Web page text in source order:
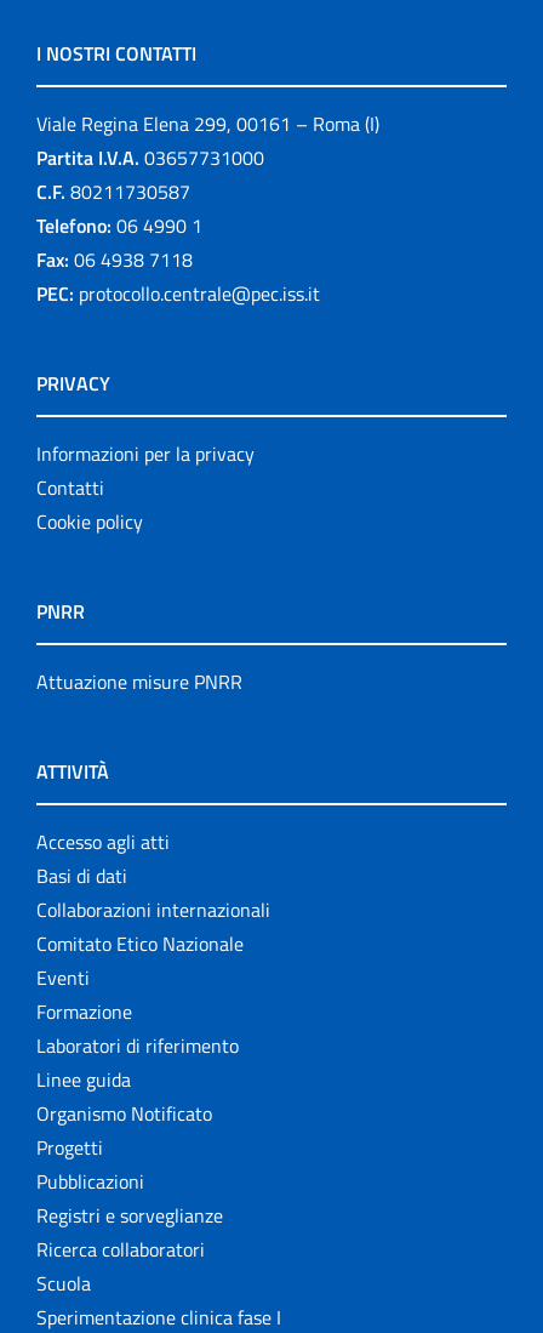
I NOSTRI CONTATTI
Viale Regina Elena 299, 00161 – Roma (I)
Partita I.V.A. 03657731000
C.F. 80211730587
Telefono: 06 4990 1
Fax: 06 4938 7118
PEC: protocollo.centrale@pec.iss.it
PRIVACY
Informazioni per la privacy
Contatti
Cookie policy
PNRR
Attuazione misure PNRR
ATTIVITÀ
Accesso agli atti
Basi di dati
Collaborazioni internazionali
Comitato Etico Nazionale
Eventi
Formazione
Laboratori di riferimento
Linee guida
Organismo Notificato
Progetti
Pubblicazioni
Registri e sorveglianze
Ricerca collaboratori
Scuola
Sperimentazione clinica fase I